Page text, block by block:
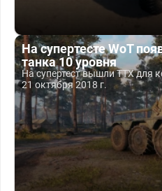
На супертесте WoT
танка 10 уровня
На супертест вышли ТТХ для
21 октября 2018 г.